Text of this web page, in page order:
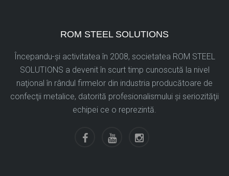
ROM STEEL SOLUTIONS
Începandu-şi activitatea în 2008, societatea ROM STEEL
SOLUTIONS a devenit în scurt timp cunoscută la nivel
naţional în rândul firmelor din industria producătoare de
confecţii metalice, datorită profesionalismului şi seriozităţii
echipei ce o reprezintă.